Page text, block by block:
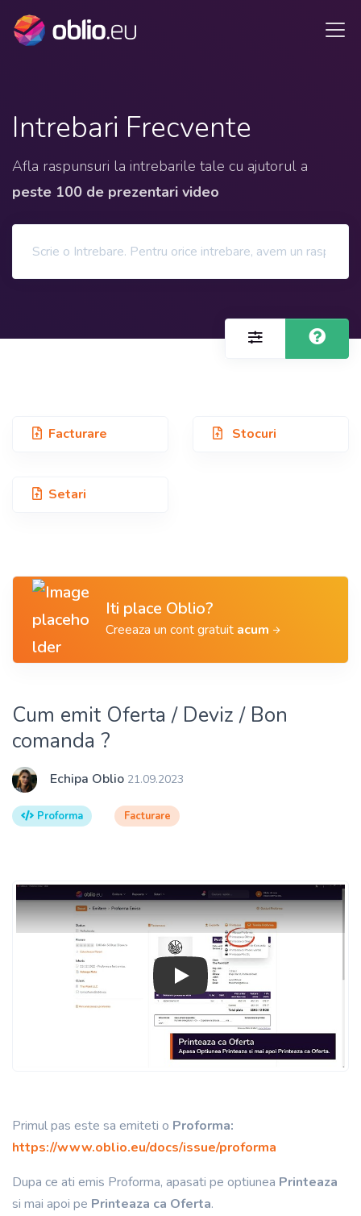
Intrebari Frecvente
Afla raspunsuri la intrebarile tale cu ajutorul a
peste 100 de prezentari video
Facturare Stocuri
Setari
Iti place Oblio?
Creeaza un cont gratuit acum
Cum emit Oferta / Deviz / Bon
comanda ?
Echipa Oblio 21.09.2023
Proforma Facturare
Primul pas este sa emiteti o Proforma:
https://www.oblio.eu/docs/issue/proforma
Dupa ce ati emis Proforma, apasati pe optiunea Printeaza
si mai apoi pe Printeaza ca Oferta.